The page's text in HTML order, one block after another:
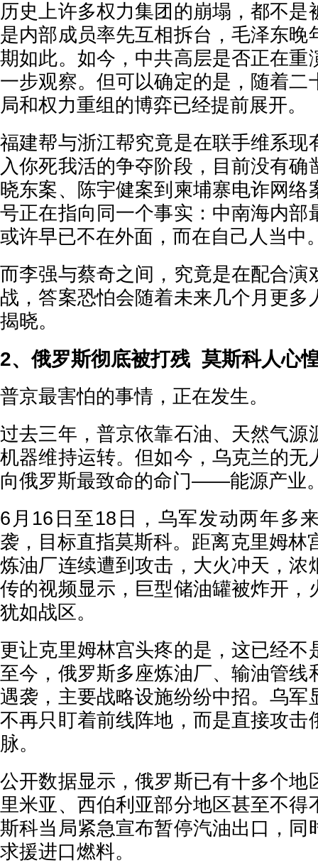
历史上许多权力集团的崩塌，都不是
是内部成员率先互相拆台，毛泽东晚
期如此。如今，中共高层是否正在重
一步观察。但可以确定的是，随着二
局和权力重组的博弈已经提前展开。
福建帮与浙江帮究竟是在联手维系现
入你死我活的争夺阶段，目前没有确
晓东案、陈宇健案到柬埔寨电诈网络
号正在指向同一个事实：中南海内部
或许早已不在外面，而在自己人当中
而李强与蔡奇之间，究竟是在配合演
战，答案恐怕会随着未来几个月更多
揭晓。
2、俄罗斯彻底被打残 莫斯科人心
普京最害怕的事情，正在发生。
过去三年，普京依靠石油、天然气源
机器维持运转。但如今，乌克兰的无
向俄罗斯最致命的命门——能源产业
6月16日至18日，乌军发动两年多
袭，目标直指莫斯科。距离克里姆林
炼油厂连续遭到攻击，大火冲天，浓
传的视频显示，巨型储油罐被炸开，
犹如战区。
更让克里姆林宫头疼的是，这已经不
至今，俄罗斯多座炼油厂、输油管线
遇袭，主要战略设施纷纷中招。乌军
不再只盯着前线阵地，而是直接攻击
脉。
公开数据显示，俄罗斯已有十多个地
里米亚、西伯利亚部分地区甚至不得
斯科当局紧急宣布暂停汽油出口，同
求援进口燃料。